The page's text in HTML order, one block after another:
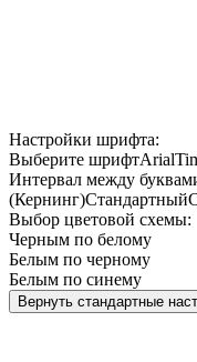
Настройки шрифта:
Выберите шрифтArial
Интервал между
(Кернинг)Стандартный
Выбор цветовой схемы:
Черным по белому
Белым по черному
Белым по синему
Вернуть стандартные